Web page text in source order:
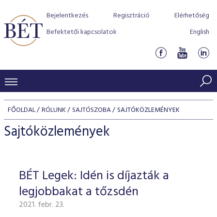
Bejelentkezés Regisztráció
Elérhetőség
Befektetői kapcsolatok
English
KERESKEDÉSI ADATOK
INDEXEK
Jelzáloglevél indexek
Vállalati kötvény indexek
Azonnali Piac
Részvények
Származékos piac
BEFEKTETŐK
Részvény szekció
Hitelpapír szekció
Szabályozás
BÉT szabályzatok
Befektetővédelem
Alkalmazott díjstruktúra
Elszámolás
Részvény és vállalati kötvény tőzsdei bevezetését
program
BÉT Xtend - Részvénypiac egyszerűen
TŐZSDETAGOK
Tőzsdetagok, üzletkötők
VENDOROK
FŐOLDAL RÓLUNK SAJTÓSZOBA SAJTÓKÖZLEMÉNYEK
Sajtóközlemények
BÉT Legek: Idén is díjazták a
legjobbakat a tőzsdén
2021. febr. 23.